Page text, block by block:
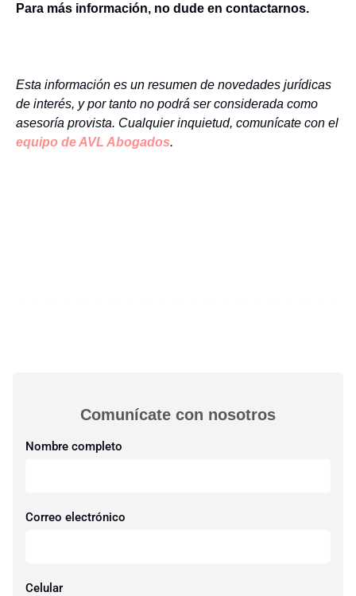
Para más información, no dude en contactarnos.
Esta información es un resumen de novedades jurídicas
de interés, y por tanto no podrá ser considerada como
asesoría provista. Cualquier inquietud, comunícate con el
equipo de AVL Abogados.
Comunícate con nosotros​
Nombre completo
Correo electrónico
Celular